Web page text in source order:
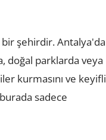
şehirdir. Antalya'da
doğal parklarda veya
kurmasını ve keyifli
sadece